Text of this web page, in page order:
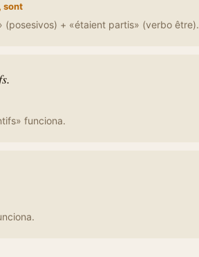
sont
(posesivos) + «étaient partis» (verbo être).
funciona.